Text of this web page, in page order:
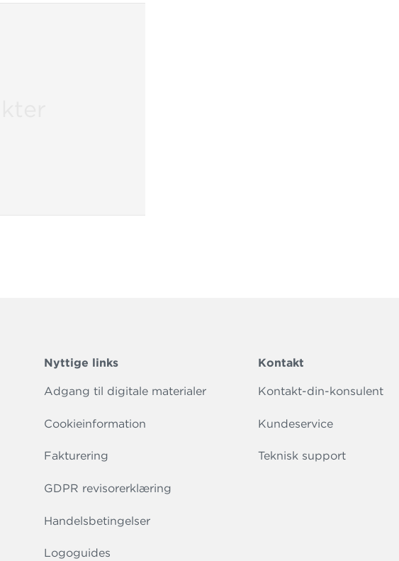
Nyttige links
Adgang til digitale materialer
Cookieinformation
Fakturering
GDPR revisorerklæring
Handelsbetingelser
Logoguides
Kontakt
Kontakt-din-konsulent
Kundeservice
Teknisk support